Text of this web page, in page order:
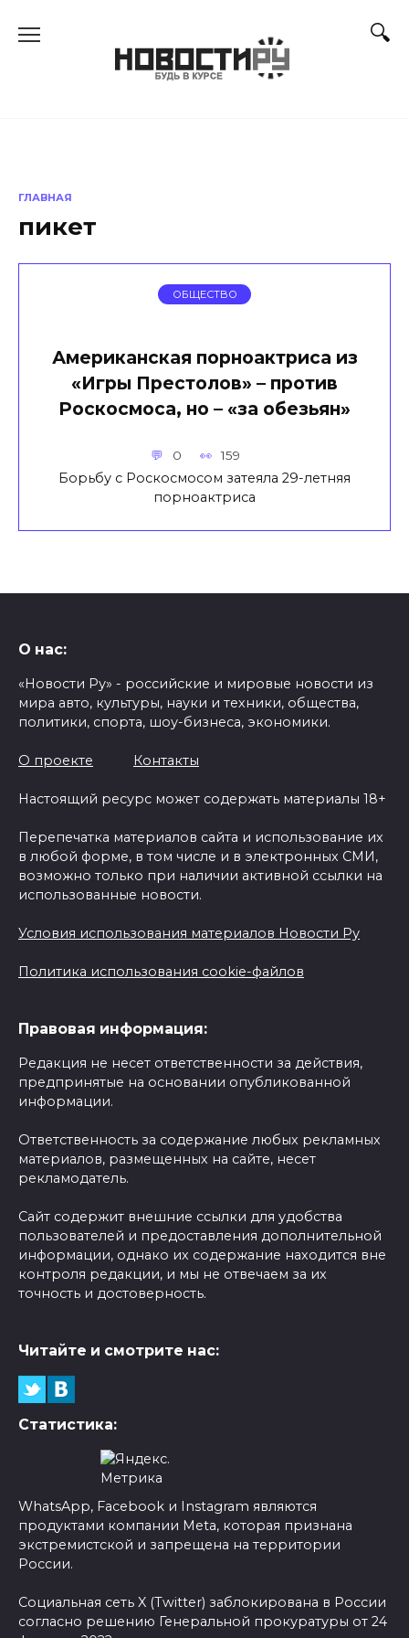
ГЛАВНАЯ
пикет
ОБЩЕСТВО
Американская порноактриса из
«Игры Престолов» – против
Роскосмоса, но – «за обезьян»
0 159
Борьбу с Роскосмосом затеяла 29-летняя
порноактриса
О нас:
«Новости Ру» - российские и мировые новости из
мира авто, культуры, науки и техники, общества,
политики, спорта, шоу-бизнеса, экономики.
О проекте Контакты
Настоящий ресурс может содержать материалы 18+
Перепечатка материалов сайта и использование их
в любой форме, в том числе и в электронных СМИ,
возможно только при наличии активной ссылки на
использованные новости.
Условия использования материалов Новости Ру
Политика использования cookie-файлов
Правовая информация:
Редакция не несет ответственности за действия,
предпринятые на основании опубликованной
информации.
Ответственность за содержание любых рекламных
материалов, размещенных на сайте, несет
рекламодатель.
Сайт содержит внешние ссылки для удобства
пользователей и предоставления дополнительной
информации, однако их содержание находится вне
контроля редакции, и мы не отвечаем за их
точность и достоверность.
Читайте и смотрите нас:
Статистика:
WhatsApp, Facebook и Instagram являются
продуктами компании Meta, которая признана
экстремистской и запрещена на территории
России.
Социальная сеть X (Twitter) заблокирована в России
согласно решению Генеральной прокуратуры от 24